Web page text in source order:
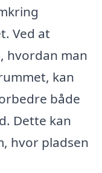
Ved at
hvordan man
kan
både
Dette kan
hvor pladsen